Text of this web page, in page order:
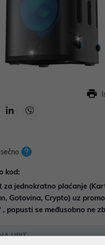
kod:
za jednokratno plaćanje
Gotovina, Crypto) uz
, popusti se međusobno ne
UPIT